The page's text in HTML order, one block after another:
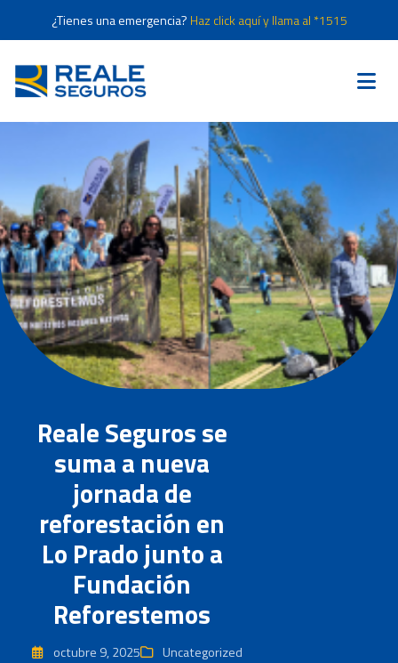
¿Tienes una emergencia? Haz click aquí y llama al *1515
Reale Seguros se
suma a nueva
jornada de
reforestación en
Lo Prado junto a
Fundación
Reforestemos
octubre 9, 2025 Uncategorized